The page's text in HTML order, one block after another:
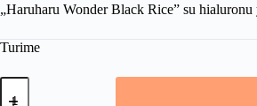
was:
is:
„Haruharu Wonder Black Rice” su
Turime
produkto
kiekis: